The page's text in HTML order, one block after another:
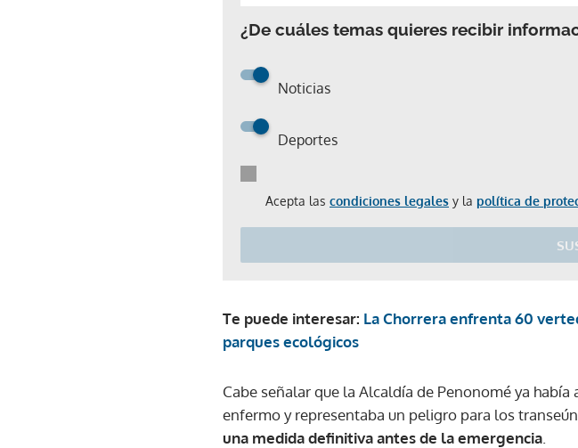
¿De cuáles temas quieres recibir
Noticias
Deportes
Acepta las condiciones legales y la política de
Te puede interesar: La Chorrera enfrenta 60
parques ecológicos
Cabe señalar que la Alcaldía de Penonomé ya
enfermo y representaba un peligro para los
una medida definitiva antes de la emergencia